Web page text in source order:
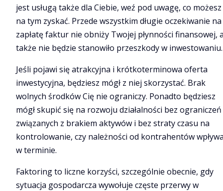
jest usługą także dla Ciebie, weź pod uwagę, co możesz
na tym zyskać. Przede wszystkim długie oczekiwanie na
zapłatę faktur nie obniży Twojej płynności finansowej,
także nie będzie stanowiło przeszkody w inwestowaniu.
Jeśli pojawi się atrakcyjna i krótkoterminowa oferta
inwestycyjna, będziesz mógł z niej skorzystać. Brak
wolnych środków Cię nie ograniczy. Ponadto będziesz
mógł skupić się na rozwoju działalności bez ograniczeń
związanych z brakiem aktywów i bez straty czasu na
kontrolowanie, czy należności od kontrahentów
w terminie.
Faktoring to liczne korzyści, szczególnie obecnie, gdy
sytuacja gospodarcza wywołuje częste przerwy w